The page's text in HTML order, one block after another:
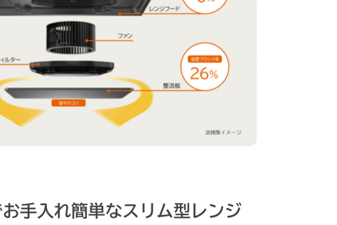
手入れ簡単なスリム型レンジ